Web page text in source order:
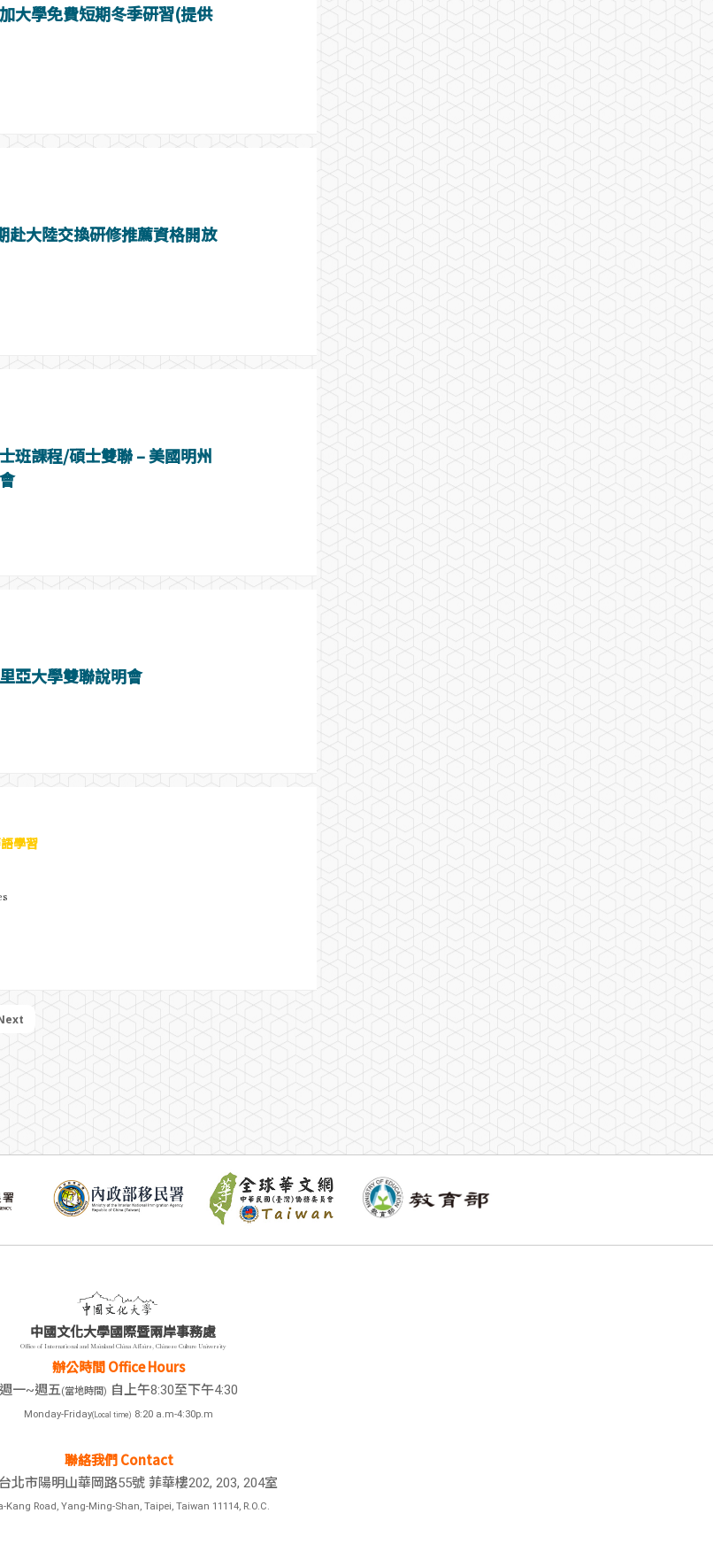
大學免費短期冬季研習(提供
赴大陸交換研修推薦資格開放
班課程/碩士雙聯 – 美國明州
亞大學雙聯說明會
學習
中國文化大學國際暨兩岸事務處
Office of International and Mainland China Affairs, Chinese Culture University
辦公時間 Office Hours
週一~週五(當地時間) 自上午8:30至下午4:30
Monday-Friday(Local time) 8:20 a.m-4:30p.m
聯絡我們 Contact
北市陽明山華岡路55號 菲華樓202, 203, 204室
Kang Road, Yang-Ming-Shan, Taipei, Taiwan 11114, R.O.C.